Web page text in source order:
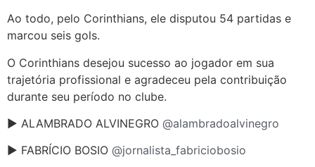
Ao todo, pelo Corinthians, ele disputou 54 partidas e
marcou seis gols.
O Corinthians desejou sucesso ao jogador em sua
trajetória profissional e agradeceu pela contribuição
durante seu período no clube.
► ALAMBRADO ALVINEGRO @alambradoalvinegro
► FABRÍCIO BOSIO @jornalista_fabriciobosio